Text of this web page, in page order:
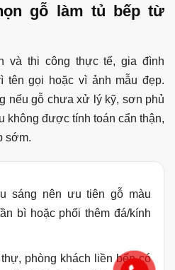
gỗ làm tủ bếp từ
và thi công thực tế, gia đình
tên gọi hoặc vì ảnh mẫu đẹp.
nếu gỗ chưa xử lý kỹ, sơn phủ
không được tính toán cẩn thận,
sớm.
sáng nên ưu tiên gỗ màu
bì hoặc phối thêm đá/kính
phòng khách liền bếp có